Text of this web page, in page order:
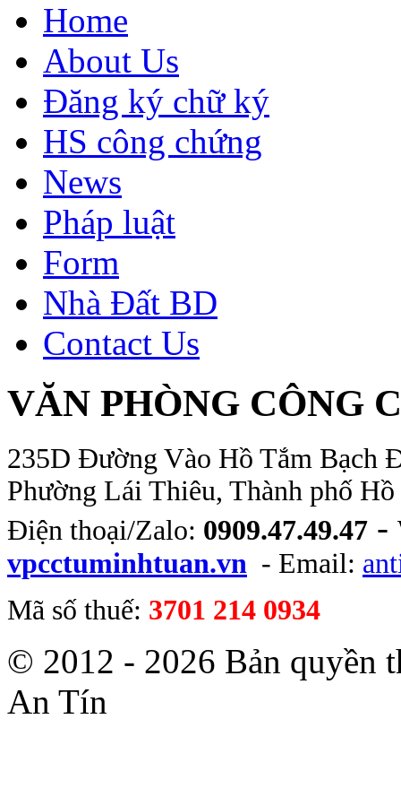
Home
About Us
Đăng ký chữ ký
HS công chứng
News
Pháp luật
Form
Nhà Đất BD
Contact Us
VĂN PHÒNG CÔNG
235D Đường Vào Hồ Tắm Bạch
Phường Lái Thiêu, Thành phố
Điện thoại/Zalo: 0909.47.49.47 -
vpcctuminhtuan.vn - Email:
Mã số thuế: 3701 214 0934
© 2012 - 2026 Bản quyền
An Tín